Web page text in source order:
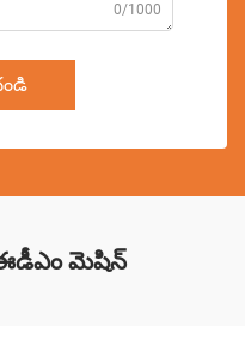
0/1000
ఈడీఎం మెషిన్